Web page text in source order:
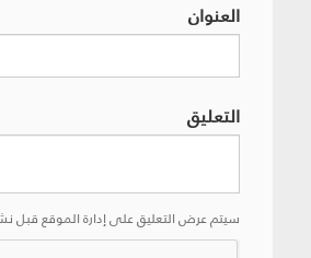
العنوان
التعليق
سيتم عرض التعليق على إدارة الموقع قبل